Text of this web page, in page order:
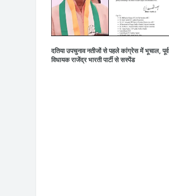
दतिया उपचुनाव नतीजों से पहले कांग्रेस में भूचाल, पूर्व
विधायक राजेंद्र भारती पार्टी से सस्पेंड